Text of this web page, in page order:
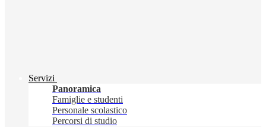
Servizi
Panoramica
Famiglie e studenti
Personale scolastico
Percorsi di studio